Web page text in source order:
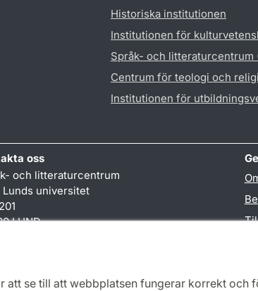
att se till att webbplatsen fungerar korrekt och
Historiska institutionen
Institutionen för
Språk- och litteraturcentrum
Centrum för teologi och
Institutionen för
oss
och litteraturcentrum
Lunds universitet
LUND